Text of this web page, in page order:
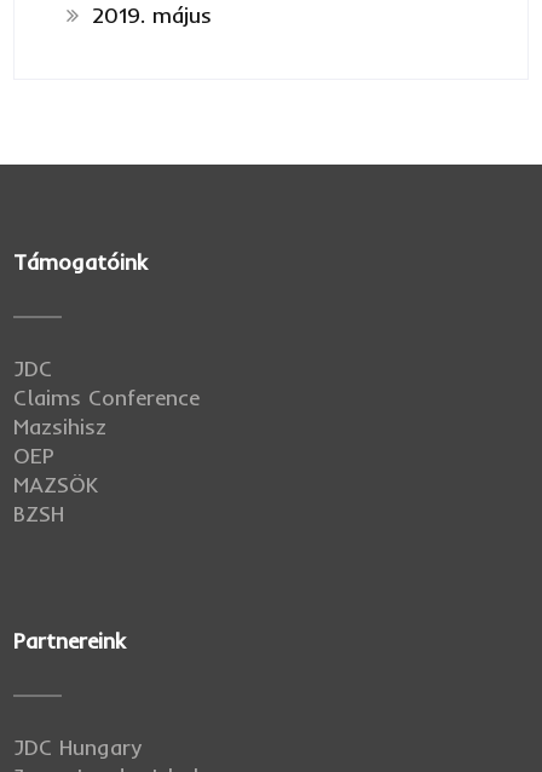
2019. május
Támogatóink
JDC
Claims Conference
Mazsihisz
OEP
MAZSÖK
BZSH
Partnereink
JDC Hungary